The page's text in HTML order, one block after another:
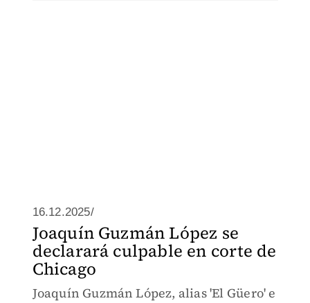
16.12.2025/
Joaquín Guzmán López se
declarará culpable en corte de
Chicago
Joaquín Guzmán López, alias 'El Güero' e